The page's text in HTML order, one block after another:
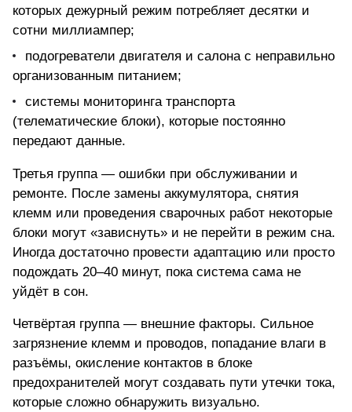
которых дежурный режим потребляет десятки и
сотни миллиампер;
подогреватели двигателя и салона с неправильно
организованным питанием;
системы мониторинга транспорта
(телематические блоки), которые постоянно
передают данные.
Третья группа — ошибки при обслуживании и
ремонте. После замены аккумулятора, снятия
клемм или проведения сварочных работ некоторые
блоки могут «зависнуть» и не перейти в режим сна.
Иногда достаточно провести адаптацию или просто
подождать 20–40 минут, пока система сама не
уйдёт в сон.
Четвёртая группа — внешние факторы. Сильное
загрязнение клемм и проводов, попадание влаги в
разъёмы, окисление контактов в блоке
предохранителей могут создавать пути утечки тока,
которые сложно обнаружить визуально.